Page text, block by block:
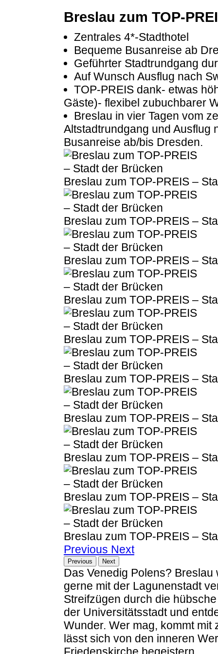
Breslau zum TOP-
Zentrales 4*-Stadthotel
Bequeme Busanreise ab
Geführter Stadtrundgang
Auf Wunsch Ausflug nach
TOP-PREIS dank- etwas
Gäste)- flexibel zubuchbarer
Breslau in vier Tagen vom
Altstadtrundgang und Ausflug
Busanreise ab/bis Dresden.
Breslau zum TOP-PREIS –
Breslau zum TOP-PREIS –
Breslau zum TOP-PREIS –
Breslau zum TOP-PREIS –
Breslau zum TOP-PREIS –
Breslau zum TOP-PREIS –
Breslau zum TOP-PREIS –
Breslau zum TOP-PREIS –
Breslau zum TOP-PREIS –
Breslau zum TOP-PREIS –
Previous Next
Previous Next
Das Venedig Polens?
gerne mit der Lagunenstadt
Streifzügen durch die
der Universitätsstadt und
Wunder. Wer mag, kommt mit
lässt sich von den inneren